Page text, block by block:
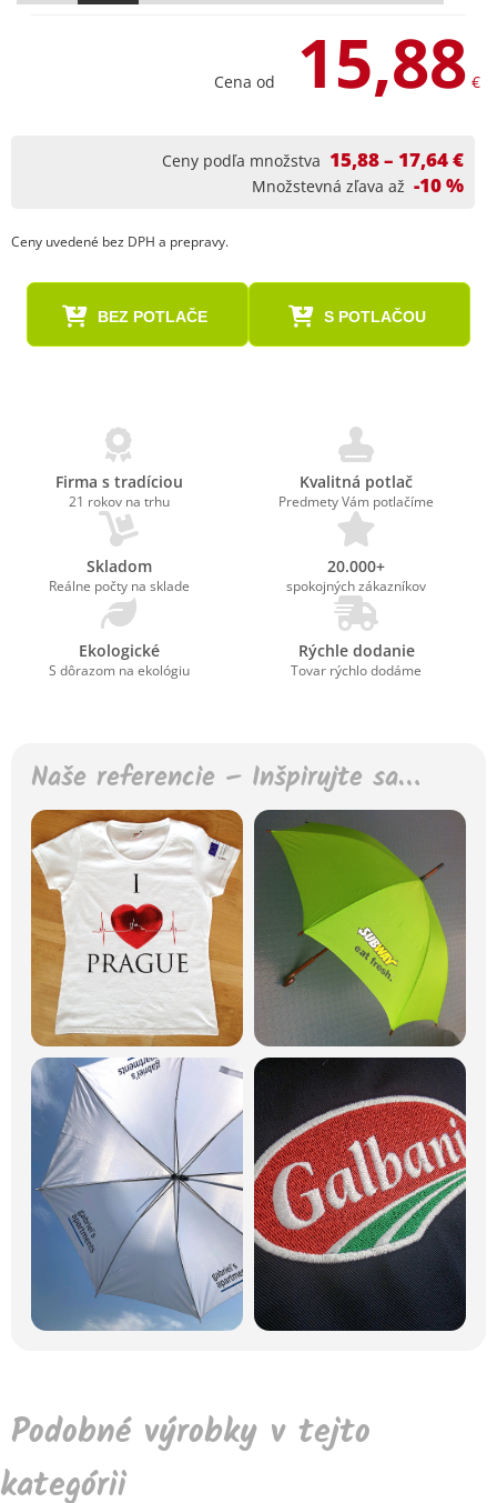
Cena od 15,88 €
Ceny podľa množstva 15,88 – 17,64 €
Množstevná zľava až -10 %
Ceny uvedené bez DPH a prepravy.
BEZ POTLAČE S POTLAČOU
Firma s tradíciou
21 rokov na trhu
Kvalitná potlač
Predmety Vám potlačíme
Skladom
Reálne počty na sklade
20.000+
spokojných zákazníkov
Ekologické
S dôrazom na ekológiu
Rýchle dodanie
Tovar rýchlo dodáme
Naše referencie – Inšpirujte sa…
Podobné výrobky v tejto
kategórii